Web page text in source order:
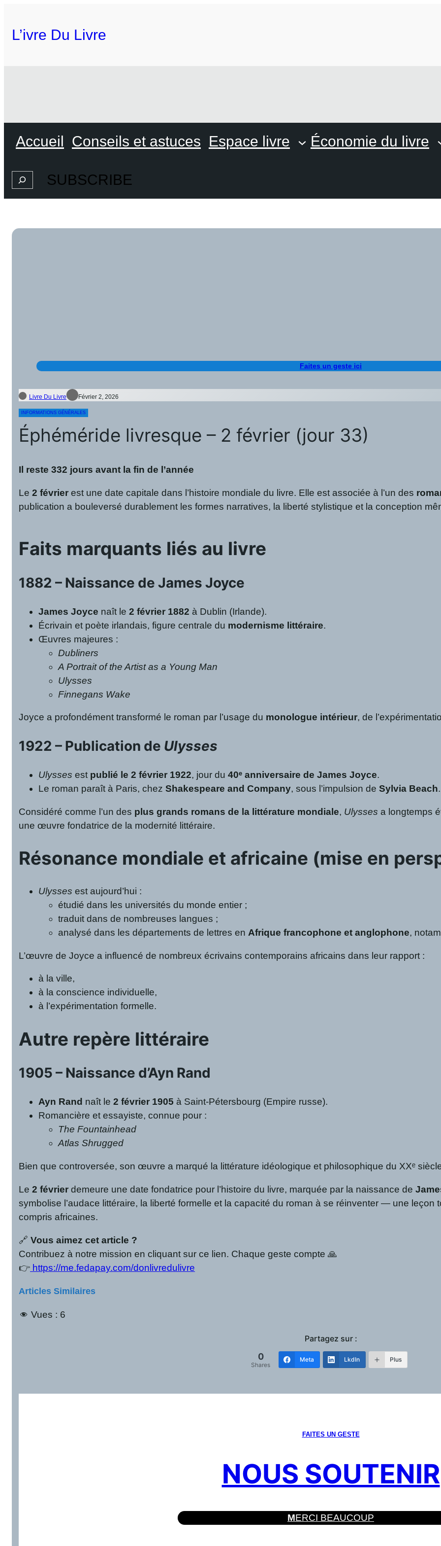
L’ivre Du Livre
Accueil Conseils et astuces Espace livre Économie du livre
SearchSUBSCRIBE
Faites un geste ici
Livre Du Livre Février 2, 2026
INFORMATIONS GÉNÉRALES
Éphéméride livresque – 2 février (jour 33)
Il reste 332 jours avant la fin de l’année
Le2 février est une date capitale dans l’histoire mondiale du livre. Elle est associée à l’un des
publication a bouleversé durablement les formes narratives, la liberté stylistique et la conception
Faits marquants liés au livre
1882 – Naissance de James Joyce
James Joyce naît le2 février 1882 à Dublin (Irlande).
Écrivain et poète irlandais, figure centrale du modernisme littéraire.
Œuvres majeures :
Dubliners
A Portrait of the Artist as a Young Man
Ulysses
Finnegans Wake
Joyce a profondément transformé le roman par l’usage du monologue intérieur, de
1922 – Publication de Ulysses
Ulysses est publié le 2 février 1922, jour du40ᵉ anniversaire de James Joyce.
Le roman paraît à Paris, chezShakespeare and Company, sous l’impulsion deSylvia Beach.
Considéré comme l’un des plus grands romans de la littérature mondiale, Ulysses a longtemps
une œuvre fondatrice de la modernité littéraire.
Résonance mondiale et africaine (mise en
Ulysses est aujourd’hui :
étudié dans les universités du monde entier ;
traduit dans de nombreuses langues ;
analysé dans les départements de lettres en Afrique francophone et anglophone,
L’œuvre de Joyce a influencé de nombreux écrivains contemporains africains dans leur rapport :
à la ville,
à la conscience individuelle,
à l’expérimentation formelle.
Autre repère littéraire
1905 – Naissance d’Ayn Rand
Ayn Rand naît le2 février 1905 à Saint-Pétersbourg (Empire russe).
Romancière et essayiste, connue pour :
The Fountainhead
Atlas Shrugged
Bien que controversée, son œuvre a marqué la littérature idéologique et philosophique du XXᵉ
Le2 février demeure une date fondatrice pour l’histoire du livre, marquée par la naissance de
symbolise l’audace littéraire, la liberté formelle et la capacité du roman à se réinventer — une
compris africaines.
🔗Vous aimez cet article ?
Contribuez à notre mission en cliquant sur ce lien. Chaque geste compte 🙏
👉 https://me.fedapay.com/donlivredulivre
Articles Similaires
Vues : 6
Partagez sur :
0
Shares
Meta LkdIn Plus
FAITES UN GESTE
NOUS SOUTENIR
MERCI BEAUCOUP